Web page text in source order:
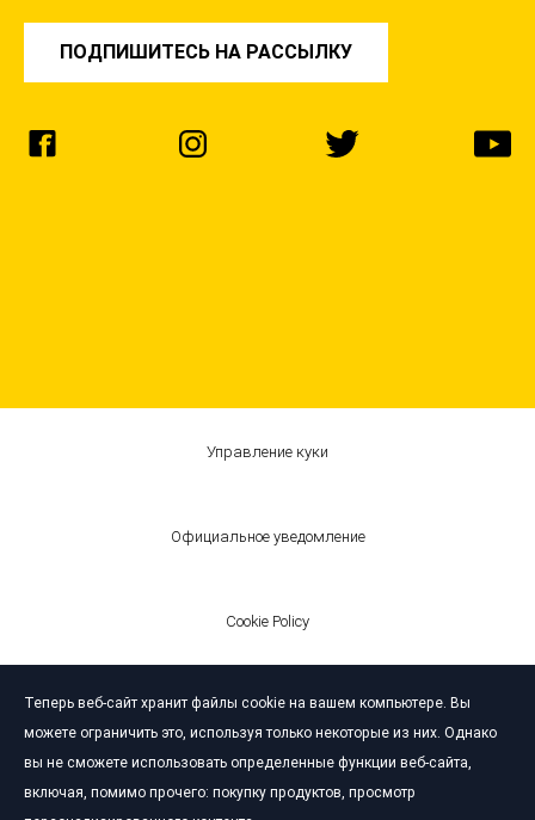
Теперь веб-сайт хранит файлы cookie на вашем компьютере. Вы
можете ограничить это, используя только некоторые из них. Однако
вы не сможете использовать определенные функции веб-сайта,
включая, помимо прочего: покупку продуктов, просмотр
ПОДПИШИТЕСЬ НА РАССЫЛКУ
© Bardahl 2026
Управление куки
Официальное уведомление
Cookie Policy